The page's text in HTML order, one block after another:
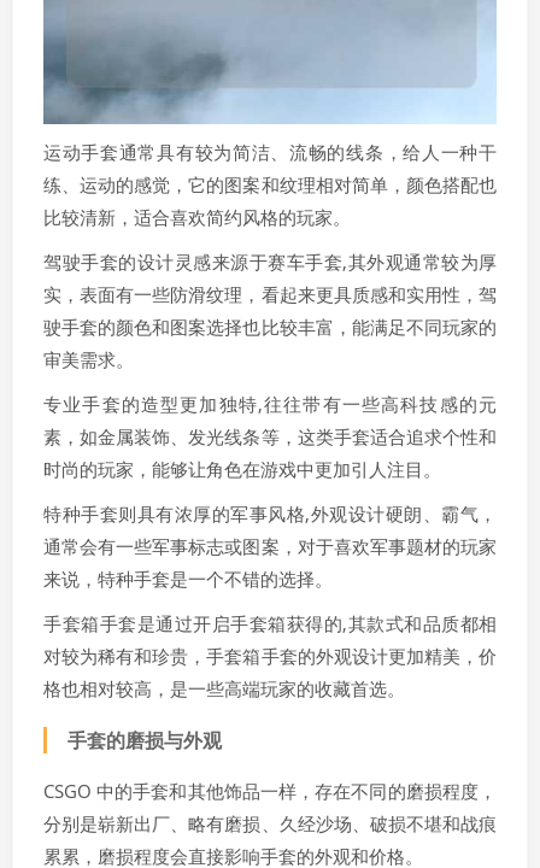
运动手套通常具有较为简洁、流畅的线条，给人一种干
练、运动的感觉，它的图案和纹理相对简单，颜色搭配也
比较清新，适合喜欢简约风格的玩家。
驾驶手套的设计灵感来源于赛车手套,其外观通常较为厚
实，表面有一些防滑纹理，看起来更具质感和实用性，驾
驶手套的颜色和图案选择也比较丰富，能满足不同玩家的
审美需求。
专业手套的造型更加独特,往往带有一些高科技感的元
素，如金属装饰、发光线条等，这类手套适合追求个性和
时尚的玩家，能够让角色在游戏中更加引人注目。
特种手套则具有浓厚的军事风格,外观设计硬朗、霸气，
通常会有一些军事标志或图案，对于喜欢军事题材的玩家
来说，特种手套是一个不错的选择。
手套箱手套是通过开启手套箱获得的,其款式和品质都相
对较为稀有和珍贵，手套箱手套的外观设计更加精美，价
格也相对较高，是一些高端玩家的收藏首选。
手套的磨损与外观
CSGO 中的手套和其他饰品一样，存在不同的磨损程度，
分别是崭新出厂、略有磨损、久经沙场、破损不堪和战痕
累累，磨损程度会直接影响手套的外观和价格。